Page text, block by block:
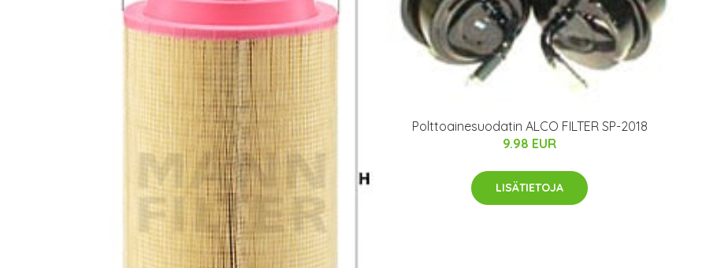
Polttoainesuodatin ALCO FILTER SP-2018
9.98 EUR
LISÄTIETOJA